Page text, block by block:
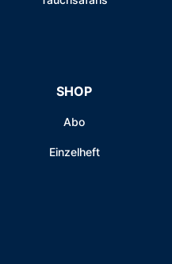
SHOP
Abo
Einzelheft